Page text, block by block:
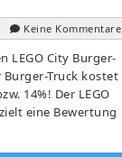
Keine Kommentare
LEGO City Burger-
Burger-Truck kostet
14%! Der LEGO
eine Bewertung